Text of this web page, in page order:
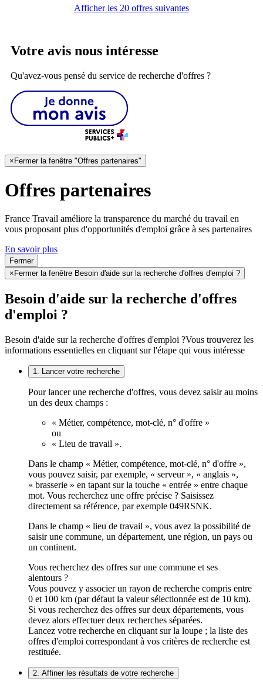
Afficher les 20 offres suivantes
Votre avis nous intéresse
Qu'avez-vous pensé du service de recherche d'offres ?
×Fermer la fenêtre "Offres partenaires"
Offres partenaires
France Travail améliore la transparence du marché du travail en
vous proposant plus d'opportunités d'emploi grâce à ses partenaires
En savoir plus
Fermer
× Fermer la fenêtre Besoin d'aide sur la recherche d'offres d'emploi ?
Besoin d'aide sur la recherche d'offres
d'emploi ?
Besoin d'aide sur la recherche d'offres d'emploi ?Vous trouverez les
informations essentielles en cliquant sur l'étape qui vous intéresse
1. Lancer votre recherche
Pour lancer une recherche d'offres, vous devez saisir au moins
un des deux champs :
« Métier, compétence, mot-clé, n° d'offre »
ou
« Lieu de travail ».
Dans le champ « Métier, compétence, mot-clé, n° d'offre »,
vous pouvez saisir, par exemple, « serveur », « anglais »,
« brasserie » en tapant sur la touche « entrée » entre chaque
mot. Vous recherchez une offre précise ? Saisissez
directement sa référence, par exemple 049RSNK.
Dans le champ « lieu de travail », vous avez la possibilité de
saisir une commune, un département, une région, un pays ou
un continent.
Vous recherchez des offres sur une commune et ses
alentours ?
Vous pouvez y associer un rayon de recherche compris entre
0 et 100 km (par défaut la valeur sélectionnée est de 10 km).
Si vous recherchez des offres sur deux départements, vous
devez alors effectuer deux recherches séparées.
Lancez votre recherche en cliquant sur la loupe ; la liste des
offres d'emploi correspondant à vos critères de recherche est
restituée.
2. Affiner les résultats de votre recherche